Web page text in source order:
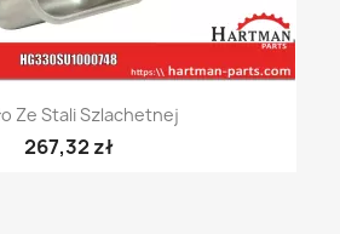
Ze Stali Szlachetnej
267,32 zł